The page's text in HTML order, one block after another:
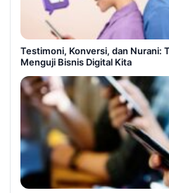
Testimoni, Konversi, dan Nurani:
Menguji Bisnis Digital Kita